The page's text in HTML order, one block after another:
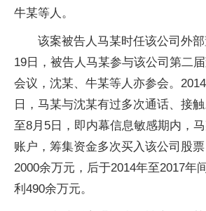
牛某等人。
该案被告人马某时任该公司外部
19日，被告人马某参与该公司第二
会议，沈某、牛某等人亦参会。
日，马某与沈某有过多次通话、接
至8月5日，即内幕信息敏感期内，
账户，筹集资金多次买入该公司股
2000余万元，后于2014年至2017年
利490余万元。